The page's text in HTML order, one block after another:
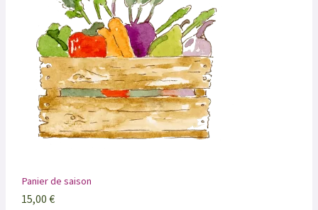
Panier de saison
15,00€